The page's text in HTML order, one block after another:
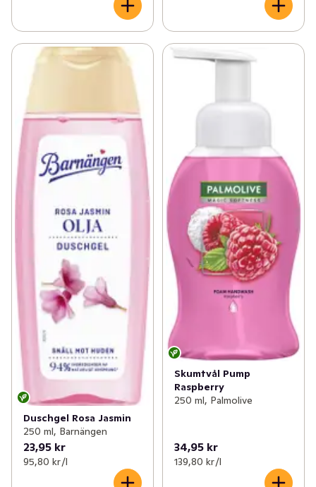
Duschgel Rosa Jasmin
250 ml, Barnängen
23,95 kr
95,80 kr /l
Skumtvål Pump
Raspberry
250 ml, Palmolive
34,95 kr
139,80 kr /l